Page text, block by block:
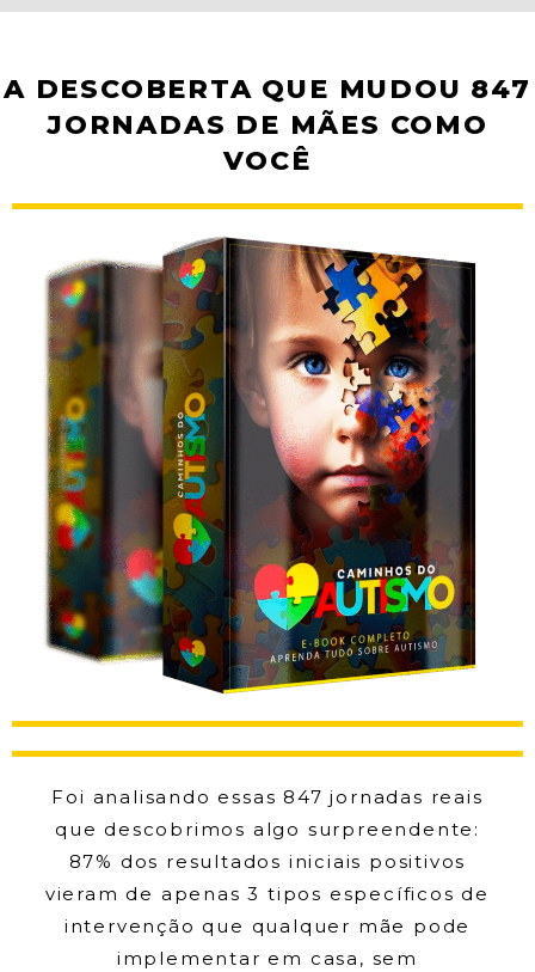
A DESCOBERTA QUE MUDOU 847
JORNADAS DE MÃES COMO
VOCÊ
Foi analisando essas 847 jornadas reais
que descobrimos algo surpreendente:
87% dos resultados iniciais positivos
vieram de apenas 3 tipos específicos de
intervenção que qualquer mãe pode
implementar em casa, sem